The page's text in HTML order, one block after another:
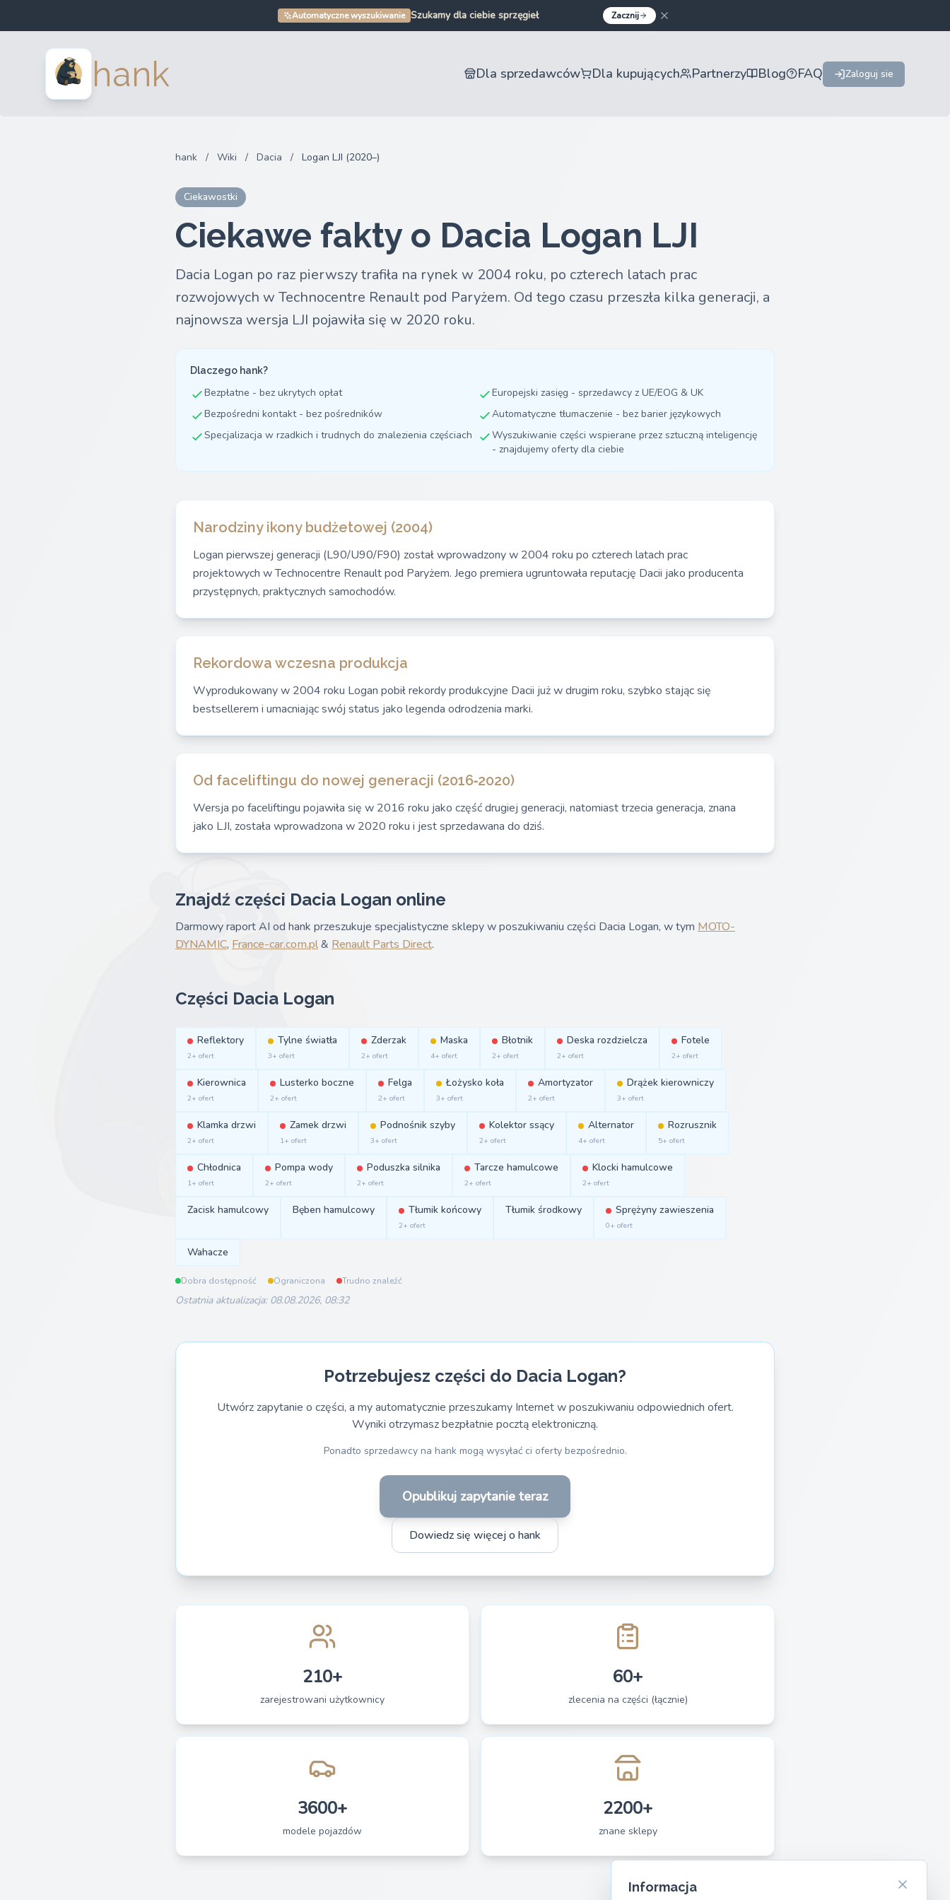
Automatyczne wyszukiwanie Szukamy dla ciebie zderzaków
Szukamy dla ciebie części samochodowych
Zacznij
hank Dla sprzedawców Dla kupujących Partnerzy Blog FAQ Zaloguj sie
hank / Wiki / Dacia / Logan LJI (2020–)
Ciekawostki
Ciekawe fakty o Dacia Logan LJI
Dacia Logan po raz pierwszy trafiła na rynek w 2004 roku, po czterech latach prac
rozwojowych w Technocentre Renault pod Paryżem. Od tego czasu przeszła kilka generacji, a
najnowsza wersja LJI pojawiła się w 2020 roku.
Dlaczego hank?
Bezpłatne - bez ukrytych opłat
Europejski zasięg - sprzedawcy z UE/EOG & UK
Bezpośredni kontakt - bez pośredników
Automatyczne tłumaczenie - bez barier językowych
Specjalizacja w rzadkich i trudnych do znalezienia częściach
Wyszukiwanie części wspierane przez sztuczną inteligencję
- znajdujemy oferty dla ciebie
Narodziny ikony budżetowej (2004)
Logan pierwszej generacji (L90/U90/F90) został wprowadzony w 2004 roku po czterech latach prac
projektowych w Technocentre Renault pod Paryżem. Jego premiera ugruntowała reputację Dacii jako producenta
przystępnych, praktycznych samochodów.
Rekordowa wczesna produkcja
Wyprodukowany w 2004 roku Logan pobił rekordy produkcyjne Dacii już w drugim roku, szybko stając się
bestsellerem i umacniając swój status jako legenda odrodzenia marki.
Od faceliftingu do nowej generacji (2016‑2020)
Wersja po faceliftingu pojawiła się w 2016 roku jako część drugiej generacji, natomiast trzecia generacja, znana
jako LJI, została wprowadzona w 2020 roku i jest sprzedawana do dziś.
Znajdź części Dacia Logan online
Darmowy raport AI od hank przeszukuje specjalistyczne sklepy w poszukiwaniu części Dacia Logan, w tym MOTO-
DYNAMIC, France-car.com.pl& Renault Parts Direct.
Części Dacia Logan
Reflektory
2+ ofert
Tylne światła
3+ ofert
Zderzak
2+ ofert
Maska
4+ ofert
Błotnik
2+ ofert
Deska rozdzielcza
2+ ofert
Fotele
2+ ofert
Kierownica
2+ ofert
Lusterko boczne
2+ ofert
Felga
2+ ofert
Łożysko koła
3+ ofert
Amortyzator
2+ ofert
Drążek kierowniczy
3+ ofert
Klamka drzwi
2+ ofert
Zamek drzwi
1+ ofert
Podnośnik szyby
3+ ofert
Kolektor ssący
2+ ofert
Alternator
4+ ofert
Rozrusznik
5+ ofert
Chłodnica
1+ ofert
Pompa wody
2+ ofert
Poduszka silnika
2+ ofert
Tarcze hamulcowe
2+ ofert
Klocki hamulcowe
2+ ofert
Zacisk hamulcowy Bęben hamulcowy Tłumik końcowy
2+ ofert
Tłumik środkowy Sprężyny zawieszenia
0+ ofert
Wahacze
Dobra dostępność Ograniczona Trudno znaleźć
Ostatnia aktualizacja: 08.08.2026, 08:32
Potrzebujesz części do Dacia Logan?
Utwórz zapytanie o części, a my automatycznie przeszukamy Internet w poszukiwaniu odpowiednich ofert.
Wyniki otrzymasz bezpłatnie pocztą elektroniczną.
Ponadto sprzedawcy na hank mogą wysyłać ci oferty bezpośrednio.
Opublikuj zapytanie teraz
Dowiedz się więcej o hank
210+
zarejestrowani użytkownicy
60+
zlecenia na części (łącznie)
3600+
modele pojazdów
2200+
znane sklepy
Informacja